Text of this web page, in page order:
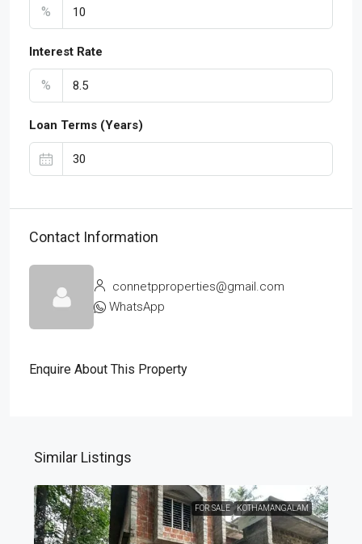
%
Interest Rate
%
Loan Terms (Years)
Contact Information
connetpproperties@gmail.com
WhatsApp
Enquire About This Property
Similar Listings
FOR SALE KOTHAMANGALAM